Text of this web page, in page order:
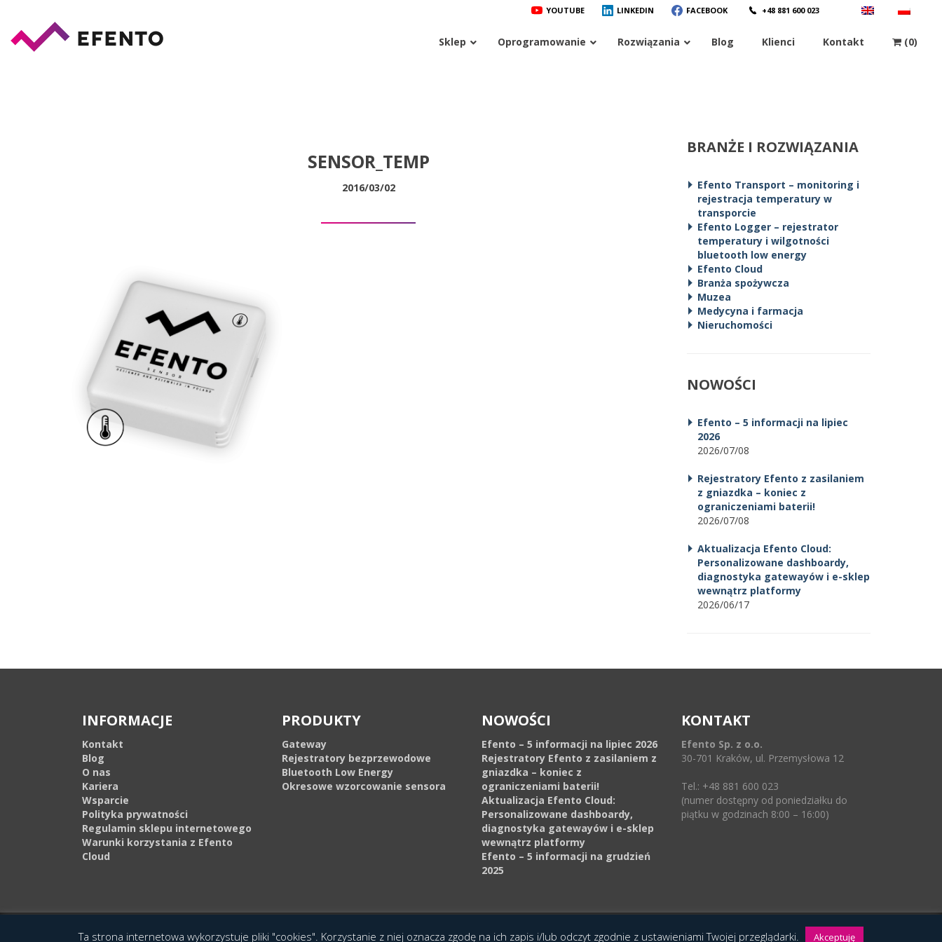
YOUTUBE LINKEDIN FACEBOOK +48 881 600 023
Sklep Oprogramowanie Rozwiązania Blog Klienci Kontakt (0)
SENSOR_TEMP
2016/03/02
BRANŻE I ROZWIĄZANIA
Efento Transport – monitoring i
rejestracja temperatury w
transporcie
Efento Logger – rejestrator
temperatury i wilgotności
bluetooth low energy
Efento Cloud
Branża spożywcza
Muzea
Medycyna i farmacja
Nieruchomości
NOWOŚCI
Efento – 5 informacji na lipiec
2026
2026/07/08
Rejestratory Efento z zasilaniem
z gniazdka – koniec z
ograniczeniami baterii!
2026/07/08
Aktualizacja Efento Cloud:
Personalizowane dashboardy,
diagnostyka gatewayów i e-sklep
wewnątrz platformy
2026/06/17
INFORMACJE
Kontakt
Blog
O nas
Kariera
Wsparcie
Polityka prywatności
Regulamin sklepu internetowego
Warunki korzystania z Efento
Cloud
PRODUKTY
Gateway
Rejestratory bezprzewodowe
Bluetooth Low Energy
Okresowe wzorcowanie sensora
NOWOŚCI
Efento – 5 informacji na lipiec 2026
Rejestratory Efento z zasilaniem z
gniazdka – koniec z
ograniczeniami baterii!
Aktualizacja Efento Cloud:
Personalizowane dashboardy,
diagnostyka gatewayów i e-sklep
wewnątrz platformy
Efento – 5 informacji na grudzień
2025
KONTAKT
Efento Sp. z o.o.
30-701 Kraków, ul. Przemysłowa 12
Tel.: +48 881 600 023
(numer dostępny od poniedziałku do
piątku w godzinach 8:00 – 16:00)
© 2016 Copyright by Efento. All rights reserved. Projekt i wykonanieAgencja Interaktywna Epoka (e-poka.com).
Ta strona internetowa wykorzystuje pliki "cookies". Korzystanie z niej oznacza zgodę na ich zapis i/lub odczyt zgodnie z ustawieniami Twojej przeglądarki. Akceptuję